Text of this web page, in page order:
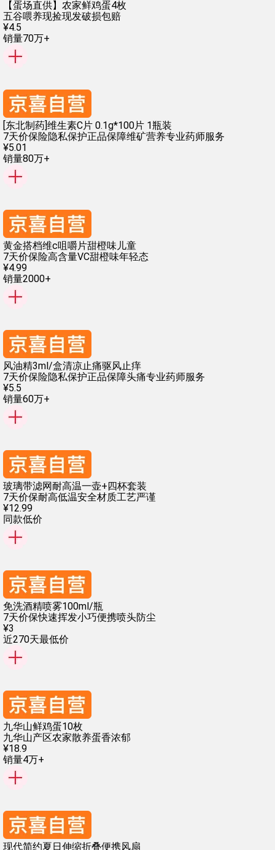
【蛋场直供】农家鲜鸡蛋4枚
五谷喂养现捡现发破损包赔
¥4.5
销量70万+
[东北制药]维生素C片 0.1g*100片 1瓶装
7天价保险隐私保护正品保障维矿营养专业药师服务
¥5.01
销量80万+
黄金搭档维c咀嚼片甜橙味儿童
7天价保险高含量VC甜橙味年轻态
¥4.99
销量2000+
风油精3ml/盒清凉止痛驱风止痒
7天价保险隐私保护正品保障头痛专业药师服务
¥5.5
销量60万+
玻璃带滤网耐高温一壶+四杯套装
7天价保耐高低温安全材质工艺严谨
¥12.99
同款低价
免洗酒精喷雾100ml/瓶
7天价保快速挥发小巧便携喷头防尘
¥3
近270天最低价
九华山鲜鸡蛋10枚
九华山产区农家散养蛋香浓郁
¥18.9
销量4万+
现代简约夏日伸缩折叠便携风扇